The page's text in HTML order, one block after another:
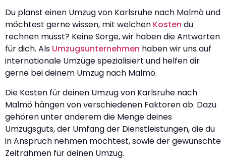
Du planst einen Umzug von Karlsruhe nach Malmö und
möchtest gerne wissen, mit welchen Kosten du
rechnen musst? Keine Sorge, wir haben die Antworten
für dich. Als Umzugsunternehmen haben wir uns auf
internationale Umzüge spezialisiert und helfen dir
gerne bei deinem Umzug nach Malmö.
Die Kosten für deinen Umzug von Karlsruhe nach
Malmö hängen von verschiedenen Faktoren ab. Dazu
gehören unter anderem die Menge deines
Umzugsguts, der Umfang der Dienstleistungen, die du
in Anspruch nehmen möchtest, sowie der gewünschte
Zeitrahmen für deinen Umzug.